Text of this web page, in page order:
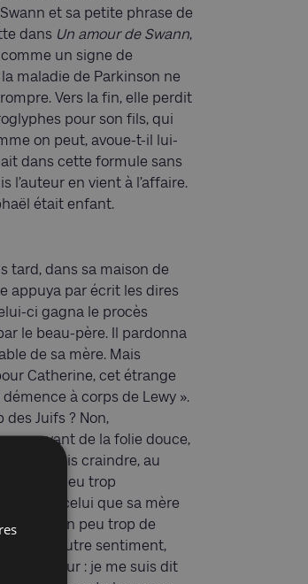
et sa petite phrase de
dans Un amour de Swann,
un signe de
maladie de Parkinson ne
Vers la fin, elle perdit
pour son fils, qui
on peut, avoue-t-il lui-
dans cette formule sans
l’auteur en vient à l’affaire.
était enfant.
tard, dans sa maison de
appuya par écrit les dires
ci gagna le procès
le beau-père. Il pardonna
de sa mère. Mais
Catherine, cet étrange
à corps de Lewy ».
des Juifs ? Non,
savant de la folie douce,
Je pouvais craindre, au
un peu trop
part de celui que sa mère
, et un peu trop de
un autre sentiment,
fait jour : je me suis dit